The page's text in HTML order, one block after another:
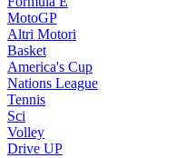
MotoGP
Altri Motori
Basket
America's Cup
Nations League
Tennis
Sci
Volley
Drive UP